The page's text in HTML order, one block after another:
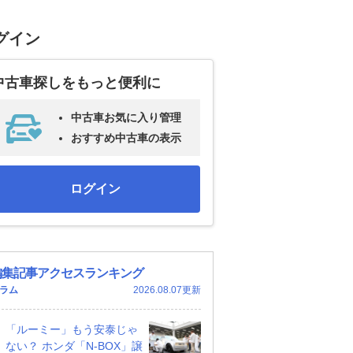
イン
古車探しをもっと便利に
中古車お気に入り管理
おすすめ中古車の表示
ログイン
記事アクセスランキング
ム 2026.08.07更新
「ルーミー」もう安泰じゃ
ない？ ホンダ「N-BOX」譲